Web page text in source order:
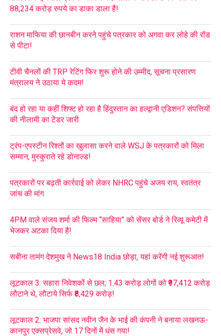
88,234 करोड़ रुपये का डाका डाला है!
राशन माफिया की छानबीन करने पहुंचे पत्रकार को अगवा कर लोहे की रॉड
से पीटा!
टीवी चैनलों की TRP रेटिंग फिर शुरू होने की उम्मीद, सूचना प्रसारण
मंत्रालय ने उठाया ये कदम!
बंद हो रहा या कहीं शिफ्ट हो रहा है हिंदुस्तान का हल्द्वानी एडिशन? संपत्तियों
की नीलामी का टेंडर जारी
ट्रंप-एपस्टीन रिश्तों का खुलासा करने वाले WSJ के पत्रकारों को मिला
सम्मान, मुस्कुराते रहे डोनाल्ड!
पत्रकारों पर बढ़ती कार्रवाई को लेकर NHRC पहुंचे अजय राय, स्वतंत्र
जांच की मांग
4PM वाले संजय शर्मा की फिल्म “साहिया” को सेंसर बोर्ड ने रिव्यू कमेटी में
भेजकर अटका दिया है!
सबीना तामंग देशमुख ने News18 India छोड़ा, यहां करेंगी नई शुरूआत!
लूटकाल 3: सहारा निवेशकों से छल; 1.43 करोड़ लोगों को ₹97,412 करोड़
लौटाने थे, लौटाये सिर्फ ₹8,429 करोड़!
लूटकाल 2: भाजपा सांसद नवीन जैन के भाई की कंपनी ने बनाया लखनऊ-
कानपुर एक्सप्रेसवे, जो 17 दिनों में धंस गया!